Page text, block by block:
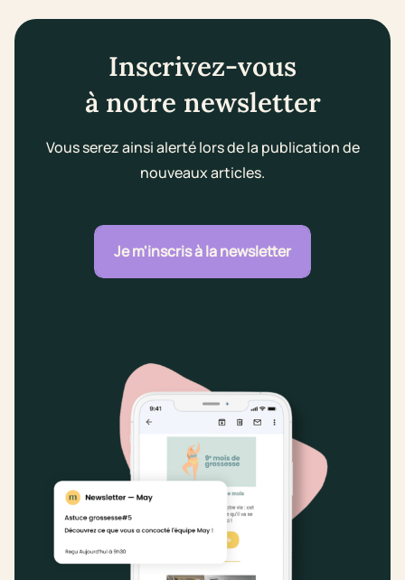
Inscrivez-vous
à notre newsletter
Vous serez ainsi alerté lors de la publication de
nouveaux articles.
Je m'inscris à la newsletter